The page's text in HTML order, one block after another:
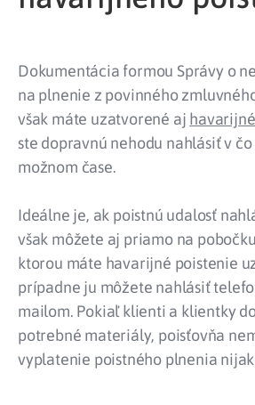
Dokumentácia formou Správy o
na plnenie z povinného
však máte uzatvorené aj
ste dopravnú nehodu nahlásiť v
možnom čase.
Ideálne je, ak poistnú udalosť
však môžete aj priamo na
ktorou máte havarijné poistenie
prípadne ju môžete nahlásiť
mailom. Pokiaľ klienti a klientky
potrebné materiály, poisťovňa
vyplatenie poistného plnenia